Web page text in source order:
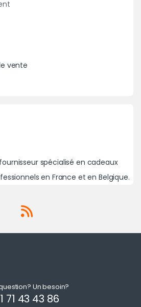
vente
fournisseur spécialisé en cadeaux
en France et en Belgique.
Un besoin?
71 43 43 86